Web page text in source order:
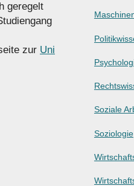
geregelt
zur Uni
Soziale
Soziologie